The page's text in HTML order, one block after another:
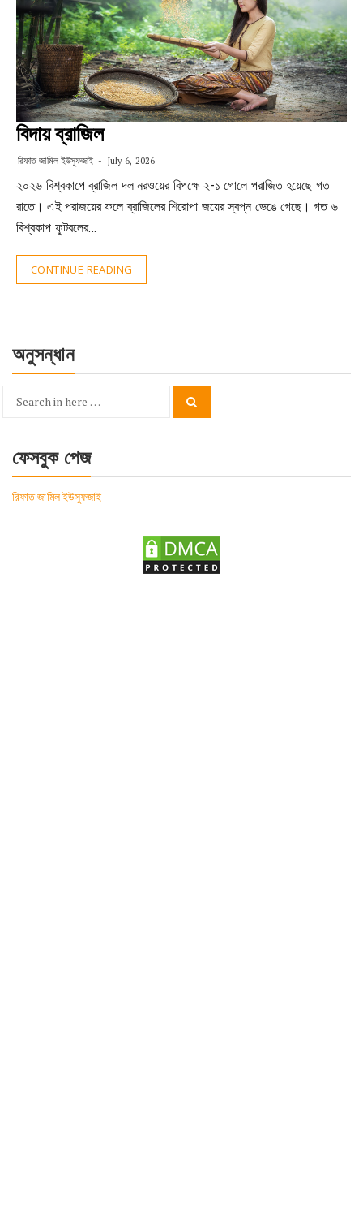
বিদায় ব্রাজিল
রিফাত জামিল ইউসুফজাই July 6, 2026
২০২৬ বিশ্বকাপে ব্রাজিল দল নরওয়ের বিপক্ষে ২-১ গোলে পরাজিত হয়েছে গত
রাতে। এই পরাজয়ের ফলে ব্রাজিলের শিরোপা জয়ের স্বপ্ন ভেঙে গেছে। গত ৬
বিশ্বকাপ ফুটবলের…
CONTINUE READING
অনুসন্ধান
Search
ফেসবুক পেজ
রিফাত জামিল ইউসুফজাই